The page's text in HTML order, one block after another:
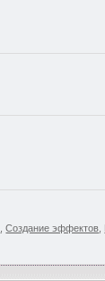
,Создание эффектов